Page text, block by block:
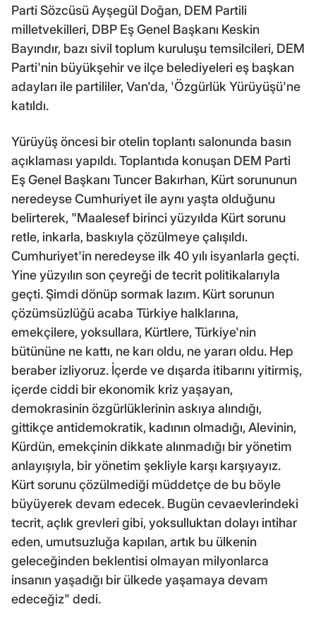
Parti Sözcüsü Ayşegül Doğan, DEM Partili
milletvekilleri, DBP Eş Genel Başkanı Keskin
Bayındır, bazı sivil toplum kuruluşu temsilcileri, DEM
Parti'nin büyükşehir ve ilçe belediyeleri eş başkan
adayları ile partililer, Van'da, 'Özgürlük Yürüyüşü'ne
katıldı.
Yürüyüş öncesi bir otelin toplantı salonunda basın
açıklaması yapıldı. Toplantıda konuşan DEM Parti
Eş Genel Başkanı Tuncer Bakırhan, Kürt sorununun
neredeyse Cumhuriyet ile aynı yaşta olduğunu
belirterek, "Maalesef birinci yüzyılda Kürt sorunu
retle, inkarla, baskıyla çözülmeye çalışıldı.
Cumhuriyet'in neredeyse ilk 40 yılı isyanlarla geçti.
Yine yüzyılın son çeyreği de tecrit politikalarıyla
geçti. Şimdi dönüp sormak lazım. Kürt sorunun
çözümsüzlüğü acaba Türkiye halklarına,
emekçilere, yoksullara, Kürtlere, Türkiye'nin
bütününe ne kattı, ne karı oldu, ne yararı oldu. Hep
beraber izliyoruz. İçerde ve dışarda itibarını yitirmiş,
içerde ciddi bir ekonomik kriz yaşayan,
demokrasinin özgürlüklerinin askıya alındığı,
gittikçe antidemokratik, kadının olmadığı, Alevinin,
Kürdün, emekçinin dikkate alınmadığı bir yönetim
anlayışıyla, bir yönetim şekliyle karşı karşıyayız.
Kürt sorunu çözülmediği müddetçe de bu böyle
büyüyerek devam edecek. Bugün cevaevlerindeki
tecrit, açlık grevleri gibi, yoksulluktan dolayı intihar
eden, umutsuzluğa kapılan, artık bu ülkenin
geleceğinden beklentisi olmayan milyonlarca
insanın yaşadığı bir ülkede yaşamaya devam
edeceğiz" dedi.